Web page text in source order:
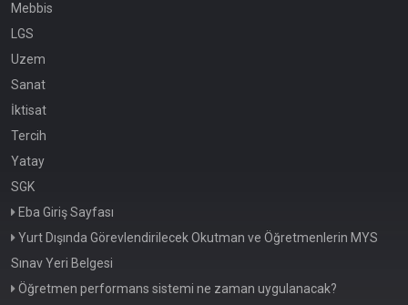
Mebbis
LGS
Uzem
Sanat
İktisat
Tercih
Yatay
SGK
Eba Giriş Sayfası
Yurt Dışında Görevlendirilecek Okutman ve Öğretmenlerin MYS
Sınav Yeri Belgesi
Öğretmen performans sistemi ne zaman uygulanacak?